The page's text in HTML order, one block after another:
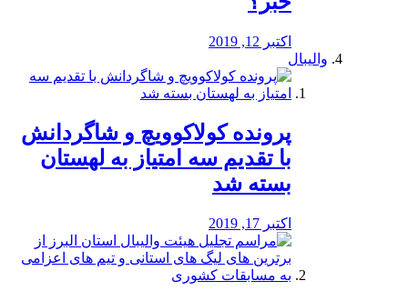
اکتبر 12, 2019
والیبال
پرونده کولاکوویچ و شاگردانش
با تقدیم سه امتیاز به لهستان
بسته شد
اکتبر 17, 2019